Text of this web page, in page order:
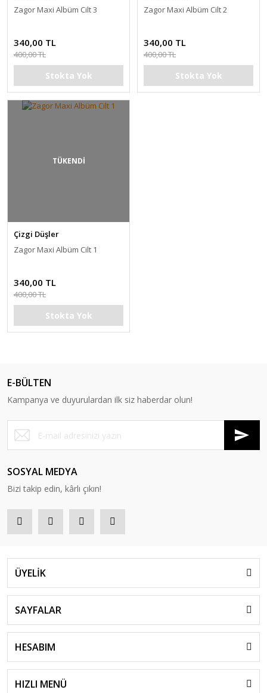
Zagor Maxi Albüm Cilt 3
340,00 TL
400,00 TL
Stokta Yok
Zagor Maxi Albüm Cilt 2
340,00 TL
400,00 TL
Stokta Yok
TÜKENDİ
Çizgi Düşler
Zagor Maxi Albüm Cilt 1
340,00 TL
400,00 TL
Stokta Yok
E-BÜLTEN
Kampanya ve duyurulardan ilk siz haberdar olun!
SOSYAL MEDYA
Bizi takip edin, kârlı çıkın!
ÜYELİK
SAYFALAR
HESABIM
HIZLI MENÜ